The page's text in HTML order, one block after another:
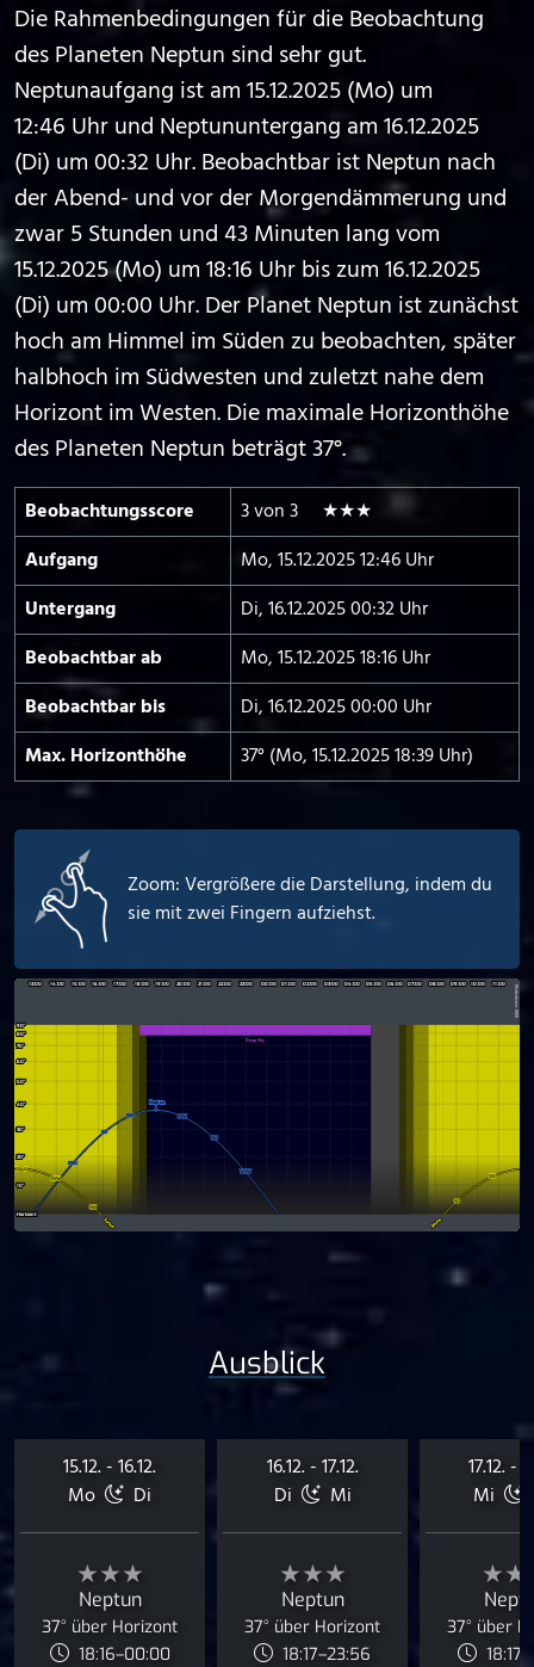
Die Rahmenbedingungen für die Beobachtung
des Planeten Neptun sind sehr gut.
Neptunaufgang ist am 15.12.2025 (Mo) um
12:46 Uhr und Neptununtergang am 16.12.2025
(Di) um 00:32 Uhr. Beobachtbar ist Neptun nach
der Abend- und vor der Morgendämmerung und
zwar 5 Stunden und 43 Minuten lang vom
15.12.2025 (Mo) um 18:16 Uhr bis zum 16.12.2025
(Di) um 00:00 Uhr. Der Planet Neptun ist zunächst
hoch am Himmel im Süden zu beobachten, später
halbhoch im Südwesten und zuletzt nahe dem
Horizont im Westen. Die maximale Horizonthöhe
des Planeten Neptun beträgt 37°.
Beobachtungs­score
3 von 3 ★★★
Aufgang
Mo, 15.12.2025 12:46 Uhr
Untergang
Di, 16.12.2025 00:32 Uhr
Beobachtbar ab
Mo, 15.12.2025 18:16 Uhr
Beobachtbar bis
Di, 16.12.2025 00:00 Uhr
Max. Horizont­höhe
37° (Mo, 15.12.2025 18:39 Uhr)
Zoom: Vergrößere die Darstellung, indem du
sie mit zwei Fingern aufziehst.
Ausblick
15.12. - 16.12.
Mo
Di
★★★
Neptun
37° über Horizont
18:16–00:00
16.12. - 17.12.
Di
Mi
★★★
Neptun
37° über Horizont
18:17–23:56
17.12. -
Mi
37° über